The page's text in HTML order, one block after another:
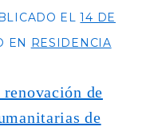
EL14 DE
EN RESIDENCIA